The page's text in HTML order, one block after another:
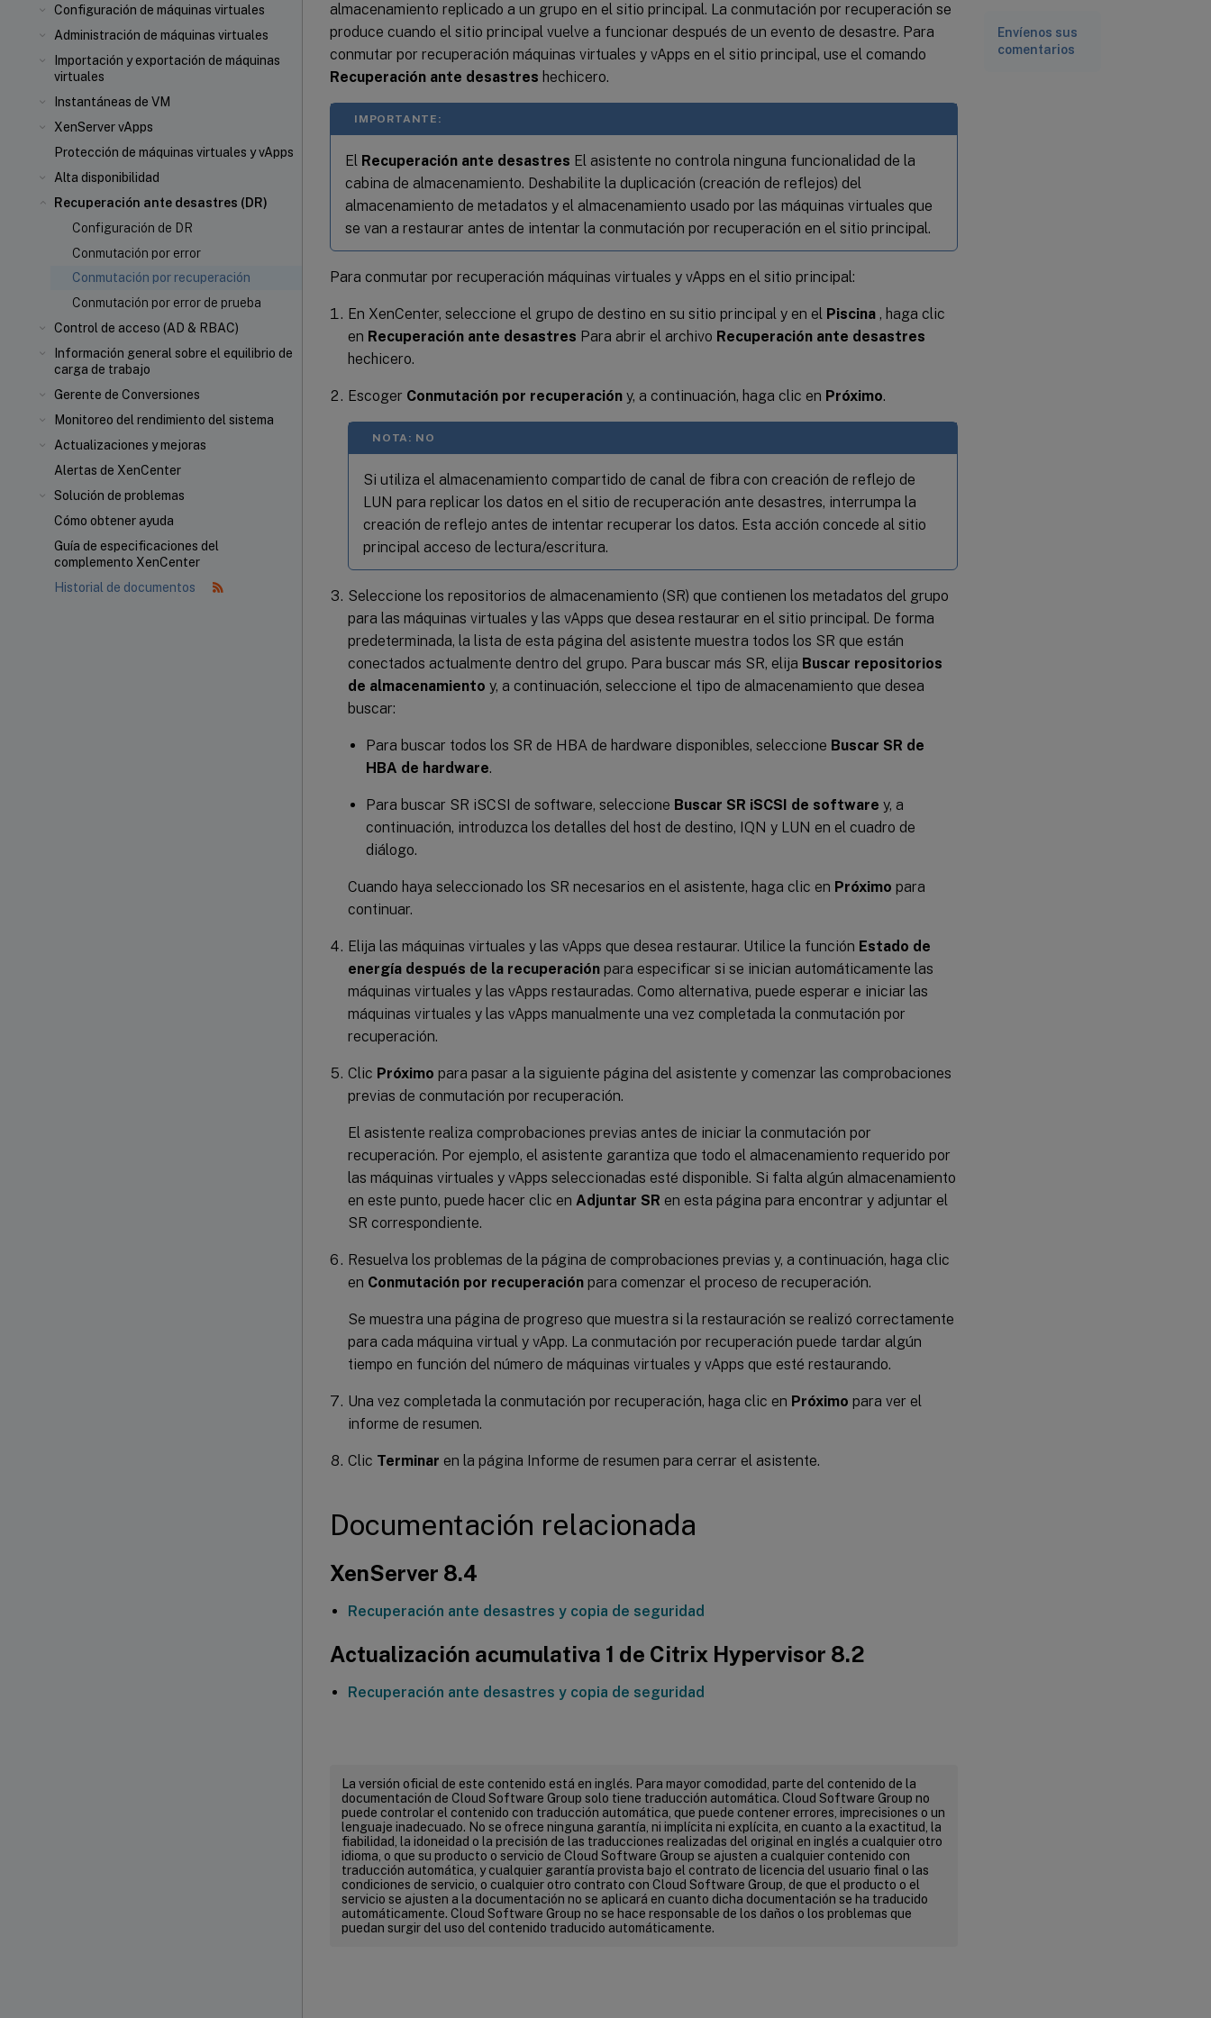
Configuración de máquinas virtuales
Administración de máquinas virtuales
Importación y exportación de máquinas
virtuales
Instantáneas de VM
XenServer vApps
Protección de máquinas virtuales y vApps
Alta disponibilidad
Recuperación ante desastres (DR)
Configuración de DR
Conmutación por error
Conmutación por recuperación
Conmutación por error de prueba
Control de acceso (AD & RBAC)
Información general sobre el equilibrio de
carga de trabajo
Gerente de Conversiones
Monitoreo del rendimiento del sistema
Actualizaciones y mejoras
Alertas de XenCenter
Solución de problemas
Cómo obtener ayuda
Guía de especificaciones del
complemento XenCenter
Historial de documentos
almacenamiento replicado a un grupo en el sitio principal. La conmutación por recuperación se
produce cuando el sitio principal vuelve a funcionar después de un evento de desastre. Para
conmutar por recuperación máquinas virtuales y vApps en el sitio principal, use el comando
Recuperación ante desastres hechicero.
IMPORTANTE:
El Recuperación ante desastres El asistente no controla ninguna funcionalidad de la
cabina de almacenamiento. Deshabilite la duplicación (creación de reflejos) del
almacenamiento de metadatos y el almacenamiento usado por las máquinas virtuales que
se van a restaurar antes de intentar la conmutación por recuperación en el sitio principal.
Para conmutar por recuperación máquinas virtuales y vApps en el sitio principal:
En XenCenter, seleccione el grupo de destino en su sitio principal y en el Piscina , haga clic
en Recuperación ante desastres Para abrir el archivo Recuperación ante desastres
hechicero.
Escoger Conmutación por recuperación y, a continuación, haga clic en Próximo.
NOTA: NO
Si utiliza el almacenamiento compartido de canal de fibra con creación de reflejo de
LUN para replicar los datos en el sitio de recuperación ante desastres, interrumpa la
creación de reflejo antes de intentar recuperar los datos. Esta acción concede al sitio
principal acceso de lectura/escritura.
Seleccione los repositorios de almacenamiento (SR) que contienen los metadatos del grupo
para las máquinas virtuales y las vApps que desea restaurar en el sitio principal. De forma
predeterminada, la lista de esta página del asistente muestra todos los SR que están
conectados actualmente dentro del grupo. Para buscar más SR, elija Buscar repositorios
de almacenamiento y, a continuación, seleccione el tipo de almacenamiento que desea
buscar:
Para buscar todos los SR de HBA de hardware disponibles, seleccione Buscar SR de
HBA de hardware.
Para buscar SR iSCSI de software, seleccione Buscar SR iSCSI de software y, a
continuación, introduzca los detalles del host de destino, IQN y LUN en el cuadro de
diálogo.
Cuando haya seleccionado los SR necesarios en el asistente, haga clic en Próximo para
continuar.
Elija las máquinas virtuales y las vApps que desea restaurar. Utilice la función Estado de
energía después de la recuperación para especificar si se inician automáticamente las
máquinas virtuales y las vApps restauradas. Como alternativa, puede esperar e iniciar las
máquinas virtuales y las vApps manualmente una vez completada la conmutación por
recuperación.
Clic Próximo para pasar a la siguiente página del asistente y comenzar las comprobaciones
previas de conmutación por recuperación.
El asistente realiza comprobaciones previas antes de iniciar la conmutación por
recuperación. Por ejemplo, el asistente garantiza que todo el almacenamiento requerido por
las máquinas virtuales y vApps seleccionadas esté disponible. Si falta algún almacenamiento
en este punto, puede hacer clic en Adjuntar SR en esta página para encontrar y adjuntar el
SR correspondiente.
Resuelva los problemas de la página de comprobaciones previas y, a continuación, haga clic
en Conmutación por recuperación para comenzar el proceso de recuperación.
Se muestra una página de progreso que muestra si la restauración se realizó correctamente
para cada máquina virtual y vApp. La conmutación por recuperación puede tardar algún
tiempo en función del número de máquinas virtuales y vApps que esté restaurando.
Una vez completada la conmutación por recuperación, haga clic en Próximo para ver el
informe de resumen.
Clic Terminar en la página Informe de resumen para cerrar el asistente.
Documentación relacionada
XenServer 8.4
Recuperación ante desastres y copia de seguridad
Actualización acumulativa 1 de Citrix Hypervisor 8.2
Recuperación ante desastres y copia de seguridad
La versión oficial de este contenido está en inglés. Para mayor comodidad, parte del contenido de la
documentación de Cloud Software Group solo tiene traducción automática. Cloud Software Group no
puede controlar el contenido con traducción automática, que puede contener errores, imprecisiones o un
lenguaje inadecuado. No se ofrece ninguna garantía, ni implícita ni explícita, en cuanto a la exactitud, la
fiabilidad, la idoneidad o la precisión de las traducciones realizadas del original en inglés a cualquier otro
idioma, o que su producto o servicio de Cloud Software Group se ajusten a cualquier contenido con
traducción automática, y cualquier garantía provista bajo el contrato de licencia del usuario final o las
condiciones de servicio, o cualquier otro contrato con Cloud Software Group, de que el producto o el
servicio se ajusten a la documentación no se aplicará en cuanto dicha documentación se ha traducido
automáticamente. Cloud Software Group no se hace responsable de los daños o los problemas que
puedan surgir del uso del contenido traducido automáticamente.
Envíenos sus
comentarios